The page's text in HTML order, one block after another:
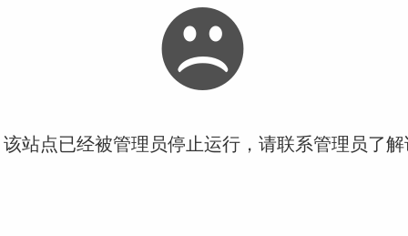
站点已经被管理员停止运行，请联系管理员了